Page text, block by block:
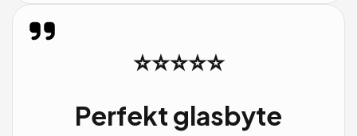
⭐⭐⭐⭐⭐
Perfekt glasbyte